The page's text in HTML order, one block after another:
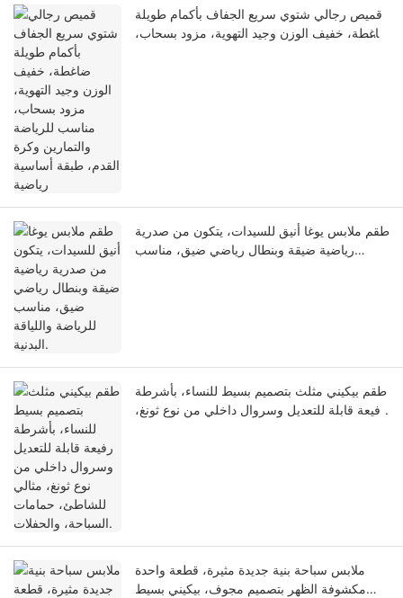
قميص رجالي شتوي سريع الجفاف بأكمام طويلة
ضاغطة، خفيف الوزن وجيد التهوية، مزود بسحاب،
طقم ملابس يوغا أنيق للسيدات، يتكون من صدرية
رياضية ضيقة وبنطال رياضي ضيق، مناسب
طقم بيكيني مثلث بتصميم بسيط للنساء، بأشرطة
رفيعة قابلة للتعديل وسروال داخلي من نوع ثونغ،
ملابس سباحة بنية جديدة مثيرة، قطعة واحدة
مكشوفة الظهر بتصميم مجوف، بيكيني بسيط